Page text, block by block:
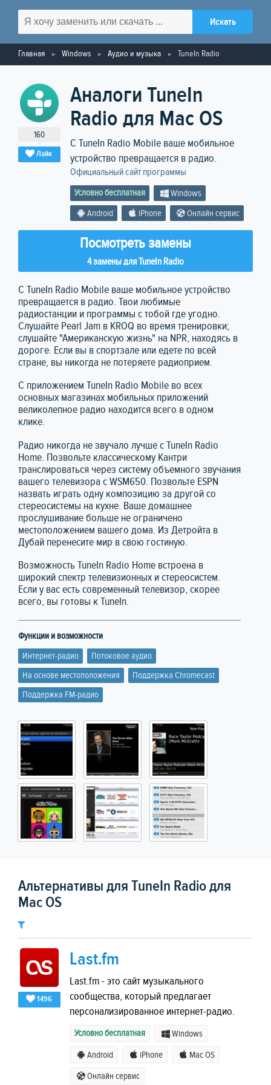
Главная Windows Аудио и музыка TuneIn Radio
160
Лайк
Аналоги TuneIn
Radio для Mac OS
С TuneIn Radio Mobile ваше мобильное
устройство превращается в радио.
Официальный сайт программы
Условно бесплатная
Windows
Android
iPhone Онлайн сервис
Посмотреть замены
4 замены для TuneIn Radio
С TuneIn Radio Mobile ваше мобильное устройство
превращается в радио. Твои любимые
радиостанции и программы с тобой где угодно.
Слушайте Pearl Jam в KROQ во время тренировки;
слушайте "Американскую жизнь" на NPR, находясь в
дороге. Если вы в спортзале или едете по всей
стране, вы никогда не потеряете радиоприем.
С приложением TuneIn Radio Mobile во всех
основных магазинах мобильных приложений
великолепное радио находится всего в одном
клике.
Радио никогда не звучало лучше с TuneIn Radio
Home. Позвольте классическому Кантри
транслироваться через систему объемного звучания
вашего телевизора с WSM650. Позвольте ESPN
назвать играть одну композицию за другой со
стереосистемы на кухне. Ваше домашнее
прослушивание больше не ограничено
местоположением вашего дома. Из Детройта в
Дубай перенесите мир в свою гостиную.
Возможность TuneIn Radio Home встроена в
широкий спектр телевизионных и стереосистем.
Если у вас есть современный телевизор, скорее
всего, вы готовы к TuneIn.
Функции и возможности
Интернет-радио
Потоковое аудио
На основе местоположения
Поддержка Chromecast
Поддержка FM-радио
Альтернативы для TuneIn Radio для
Mac OS
1496
Last.fm
Last.fm - это сайт музыкального
сообщества, который предлагает
персонализированное интернет-радио.
Условно бесплатная Windows
Android iPhone Mac OS
Онлайн сервис